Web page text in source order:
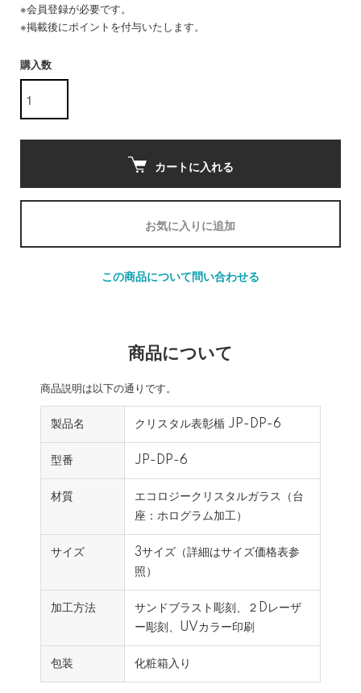
※会員登録が必要です。
※掲載後にポイントを付与いたします。
購入数
カートに入れる
お気に入りに追加
この商品について問い合わせる
商品について
商品説明は以下の通りです。
製品名 クリスタル表彰楯 JP-DP-6
型番 JP-DP-6
材質
エコロジークリスタルガラス（台
座：ホログラム加工）
サイズ
3サイズ（詳細はサイズ価格表参
照）
加工方法
サンドブラスト彫刻、２Dレーザ
ー彫刻、UVカラー印刷
包装 化粧箱入り